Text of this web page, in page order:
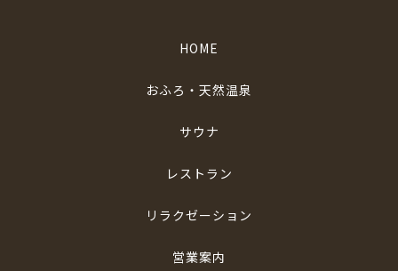
HOME
おふろ・天然温泉
サウナ
レストラン
リラクゼーション
営業案内